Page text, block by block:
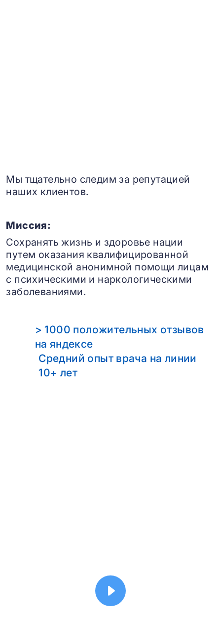
Мы тщательно следим за репутацией
наших клиентов.
Миссия:
Сохранять жизнь и здоровье нации
путем оказания квалифицированной
медицинской анонимной помощи лицам
с психическими и наркологическими
заболеваниями.
> 1000 положительных отзывов
на яндексе
Средний опыт врача на линии
10+ лет